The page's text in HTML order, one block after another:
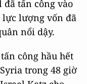
đã tấn công vào
lực lượng vốn đã
nổi dậy.
công hầu hết
trong 48 giờ